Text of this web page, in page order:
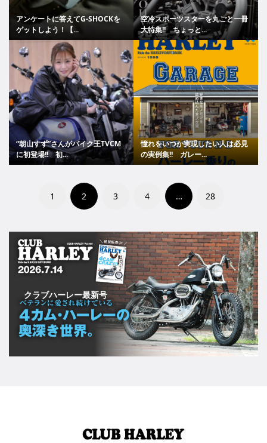
アンケートに答えてG-SHOCKを
ゲットしよう！【...
空冷スポーツスターを丸ごと一冊
大特集!! ちょっと...
“朝山すず”さんがバイク王TVCM
に初登場!! 初...
憧れをいつか実現したい人は必見
の実例集!! ガレー...
1 2 3 4 … 28
クラブハーレー最新号